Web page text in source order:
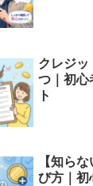
クレジッ
つ｜初心
ト
【知ら
び方｜初